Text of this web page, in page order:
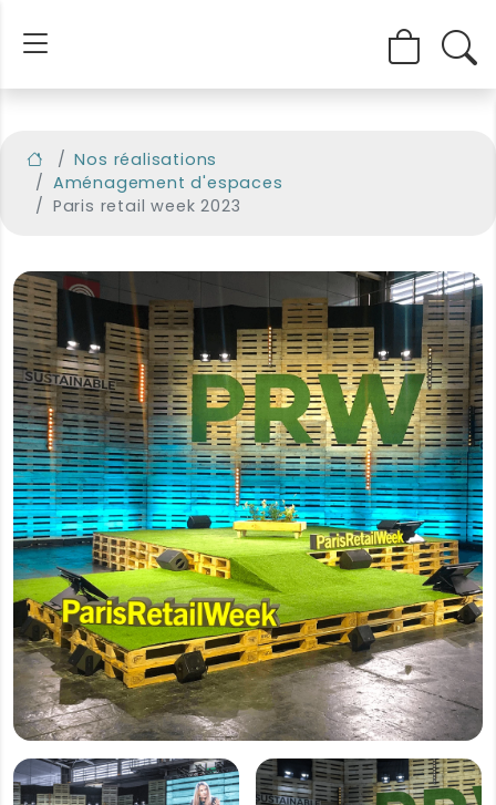
Nos réalisations
Aménagement d'espaces
Paris retail week 2023